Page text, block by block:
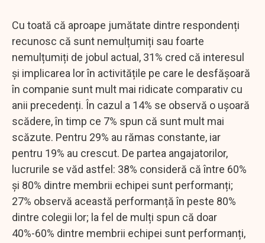
Cu toată că aproape jumătate dintre respondenți
recunosc că sunt nemulțumiți sau foarte
nemulțumiți de jobul actual, 31% cred că interesul
și implicarea lor în activitățile pe care le desfășoară
în companie sunt mult mai ridicate comparativ cu
anii precedenți. În cazul a 14% se observă o ușoară
scădere, în timp ce 7% spun că sunt mult mai
scăzute. Pentru 29% au rămas constante, iar
pentru 19% au crescut. De partea angajatorilor,
lucrurile se văd astfel: 38% consideră că între 60%
și 80% dintre membrii echipei sunt performanți;
27% observă această performanță în peste 80%
dintre colegii lor; la fel de mulți spun că doar
40%-60% dintre membrii echipei sunt performanți,